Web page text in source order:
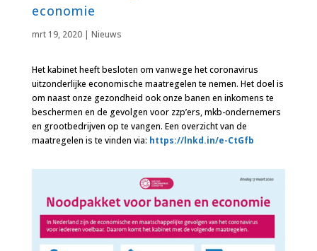
economie
mrt 19, 2020| Nieuws
Het kabinet heeft besloten om vanwege het coronavirus
uitzonderlijke economische maatregelen te nemen. Het doel is
om naast onze gezondheid ook onze banen en inkomens te
beschermen en de gevolgen voor zzp’ers, mkb-ondernemers
en grootbedrijven op te vangen. Een overzicht van de
maatregelen is te vinden via: https://lnkd.in/e-CtGfb